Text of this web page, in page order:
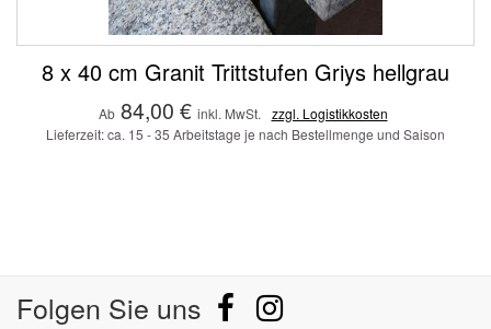
8 x 40 cm Granit Trittstufen Griys hellgrau
Ab 84,00 € inkl. MwSt.
zzgl. Logistikkosten
Lieferzeit: ca. 15 - 35 Arbeitstage je nach Bestellmenge und Saison
Folgen Sie uns